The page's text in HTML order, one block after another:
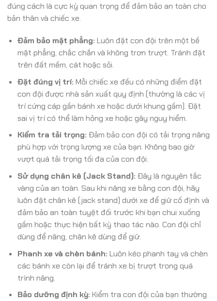
đúng cách là cực kỳ quan trọng để đảm bảo an toàn cho
bản thân và chiếc xe.
Đảm bảo mặt phẳng: Luôn đặt con đội trên một bề
mặt phẳng, chắc chắn và không trơn trượt. Tránh đặt
trên đất mềm, cát hoặc sỏi.
Đặt đúng vị trí: Mỗi chiếc xe đều có những điểm đặt
con đội được nhà sản xuất quy định (thường là các vị
trí cứng cáp gần bánh xe hoặc dưới khung gầm). Đặt
sai vị trí có thể làm hỏng xe hoặc gây nguy hiểm.
Kiểm tra tải trọng: Đảm bảo con đội có tải trọng nâng
phù hợp với trọng lượng xe của bạn. Không bao giờ
vượt quá tải trọng tối đa của con đội.
Sử dụng chân kê (Jack Stand): Đây là nguyên tắc
vàng của an toàn. Sau khi nâng xe bằng con đội, hãy
luôn đặt chân kê (jack stand) dưới xe để giữ cố định và
đảm bảo an toàn tuyệt đối trước khi bạn chui xuống
gầm hoặc thực hiện bất kỳ thao tác nào. Con đội chỉ
dùng để nâng, chân kê dùng để giữ.
Phanh xe và chèn bánh: Luôn kéo phanh tay và chèn
các bánh xe còn lại để tránh xe bị trượt trong quá
trình nâng.
Bảo dưỡng định kỳ: Kiểm tra con đội của bạn thường